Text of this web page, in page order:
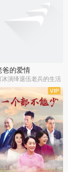
爸的爱情
冰演绎退伍老兵的生活
集